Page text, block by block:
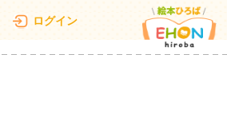
ログイン